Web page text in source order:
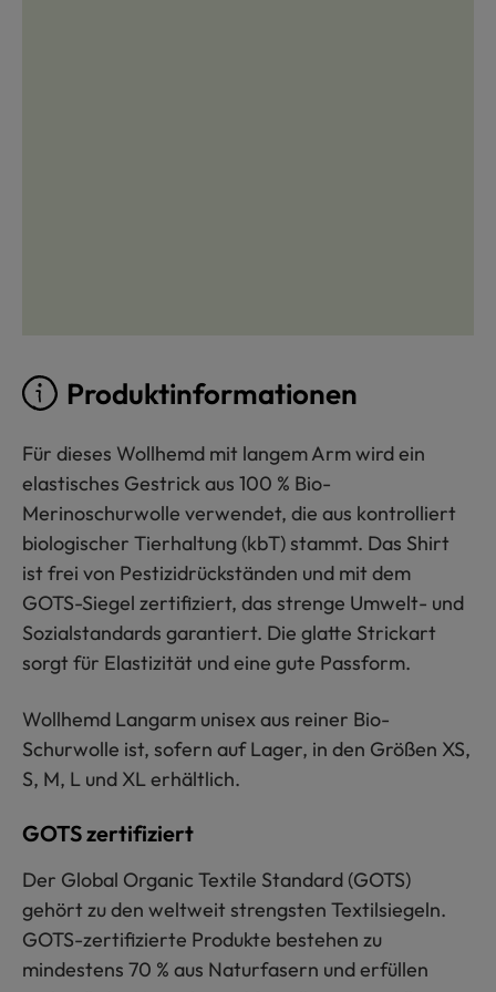
Produktinformationen
Für dieses Wollhemd mit langem Arm wird ein
elastisches Gestrick aus 100 % Bio-
Merinoschurwolle verwendet, die aus kontrolliert
biologischer Tierhaltung (kbT) stammt. Das Shirt
ist frei von Pestizidrückständen und mit dem
GOTS-Siegel zertifiziert, das strenge Umwelt- und
Sozialstandards garantiert. Die glatte Strickart
sorgt für Elastizität und eine gute Passform.
Wollhemd Langarm unisex aus reiner Bio-
Schurwolle ist, sofern auf Lager, in den Größen XS,
S, M, L und XL erhältlich.
GOTS zertifiziert
Der Global Organic Textile Standard (GOTS)
gehört zu den weltweit strengsten Textilsiegeln.
GOTS-zertifizierte Produkte bestehen zu
mindestens 70 % aus Naturfasern und erfüllen